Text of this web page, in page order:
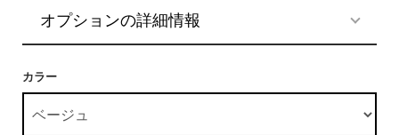
オプションの詳細情報
カラー